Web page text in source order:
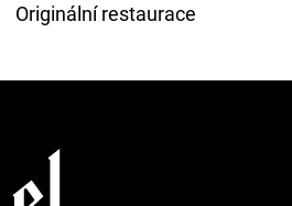
Originální restaurace